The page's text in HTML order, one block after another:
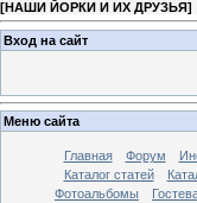
[НАШИ ЙОРКИ И ИХ ДРУЗЬЯ]
Вход на сайт
Меню сайта
Главная Форум
Каталог статей
Фотоальбомы